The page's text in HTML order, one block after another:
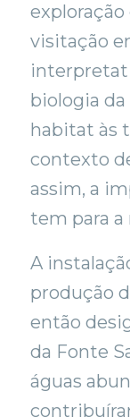
exploração
visitação
biologia da
habitat às
contexto
assim, a
tem para a
A
produção
então
da Fonte
águas